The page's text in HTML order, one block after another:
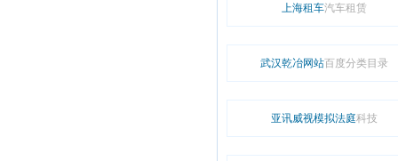
上海租车汽车租赁
武汉乾冶网站百度分类目录
亚讯威视模拟法庭科技